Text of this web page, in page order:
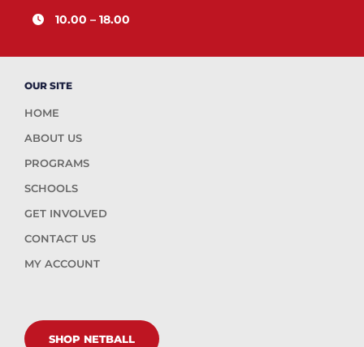
10.00 – 18.00
OUR SITE
HOME
ABOUT US
PROGRAMS
SCHOOLS
GET INVOLVED
CONTACT US
MY ACCOUNT
SHOP NETBALL